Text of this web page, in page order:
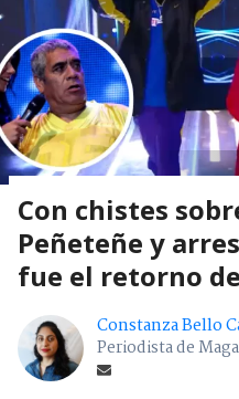
Con chistes
Peñeteñe y
fue el retorno
Constanza Bello
Periodista de